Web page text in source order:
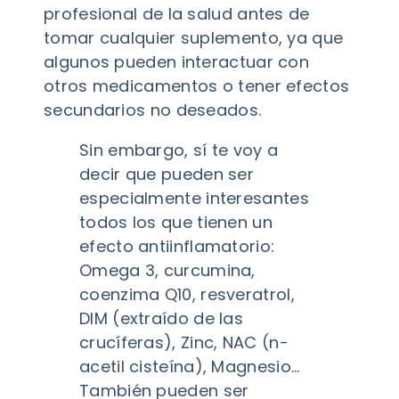
profesional de la salud antes de
tomar cualquier suplemento, ya que
algunos pueden interactuar con
otros medicamentos o tener efectos
secundarios no deseados.
Sin embargo, sí te voy a
decir que pueden ser
especialmente interesantes
todos los que tienen un
efecto antiinflamatorio:
Omega 3, curcumina,
coenzima Q10, resveratrol,
DIM (extraído de las
crucíferas), Zinc, NAC (n-
acetil cisteína), Magnesio…
También pueden ser